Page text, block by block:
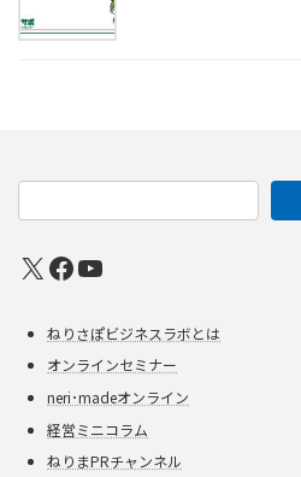
X Facebook
YouTube
ねりさぽビジネスラボとは
オンラインセミナー
neri･madeオンライン
経営ミニコラム
ねりまPRチャンネル